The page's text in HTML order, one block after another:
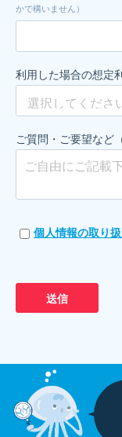
かで構いません）
利用した​場合の​想定
ご質問・ご要望など
個人情報の取り